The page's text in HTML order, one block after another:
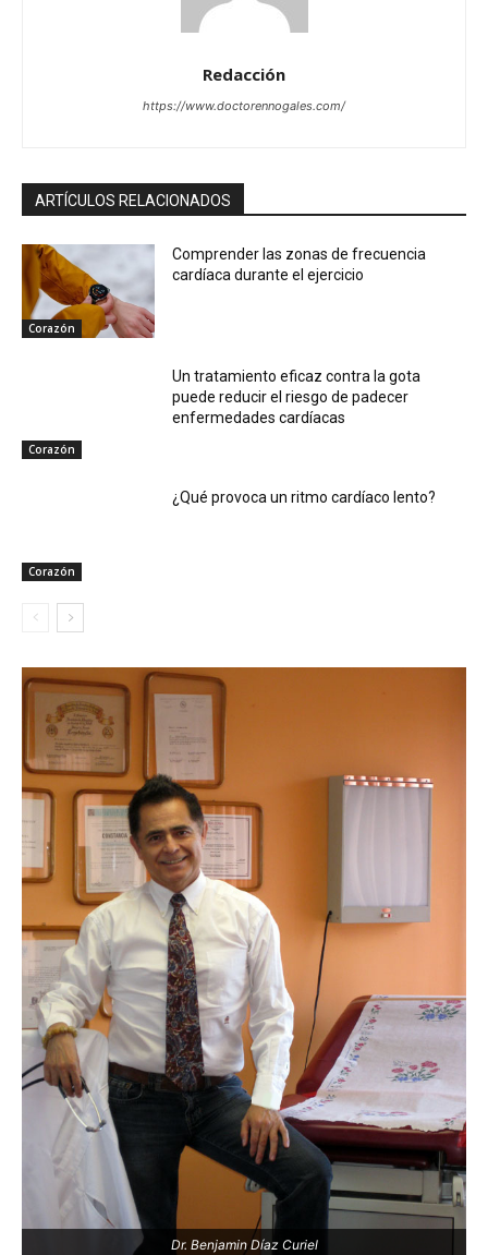
Redacción
https://www.doctorennogales.com/
ARTÍCULOS RELACIONADOS
Corazón
Comprender las zonas de frecuencia
cardíaca durante el ejercicio
Corazón
Un tratamiento eficaz contra la gota
puede reducir el riesgo de padecer
enfermedades cardíacas
Corazón
¿Qué provoca un ritmo cardíaco lento?
Dr. Benjamin Díaz Curiel